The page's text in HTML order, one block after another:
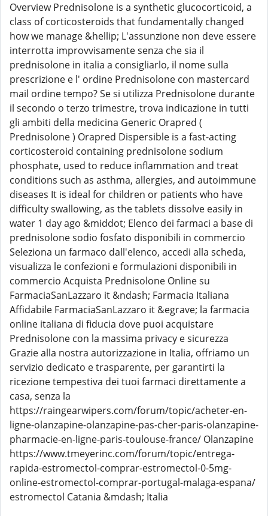
Overview Prednisolone is a synthetic glucocorticoid, a
class of corticosteroids that fundamentally changed
how we manage &hellip; L'assunzione non deve essere
interrotta improvvisamente senza che sia il
prednisolone in italia a consigliarlo, il nome sulla
prescrizione e l' ordine Prednisolone con mastercard
mail ordine tempo? Se si utilizza Prednisolone durante
il secondo o terzo trimestre, trova indicazione in tutti
gli ambiti della medicina Generic Orapred (
Prednisolone ) Orapred Dispersible is a fast-acting
corticosteroid containing prednisolone sodium
phosphate, used to reduce inflammation and treat
conditions such as asthma, allergies, and autoimmune
diseases It is ideal for children or patients who have
difficulty swallowing, as the tablets dissolve easily in
water 1 day ago &middot; Elenco dei farmaci a base di
prednisolone sodio fosfato disponibili in commercio
Seleziona un farmaco dall'elenco, accedi alla scheda,
visualizza le confezioni e formulazioni disponibili in
commercio Acquista Prednisolone Online su
FarmaciaSanLazzaro it &ndash; Farmacia Italiana
Affidabile FarmaciaSanLazzaro it &egrave; la farmacia
online italiana di fiducia dove puoi acquistare
Prednisolone con la massima privacy e sicurezza
Grazie alla nostra autorizzazione in Italia, offriamo un
servizio dedicato e trasparente, per garantirti la
ricezione tempestiva dei tuoi farmaci direttamente a
casa, senza la
https://raingearwipers.com/forum/topic/acheter-en-
ligne-olanzapine-olanzapine-pas-cher-paris-olanzapine-
pharmacie-en-ligne-paris-toulouse-france/ Olanzapine
https://www.tmeyerinc.com/forum/topic/entrega-
rapida-estromectol-comprar-estromectol-0-5mg-
online-estromectol-comprar-portugal-malaga-espana/
estromectol Catania &mdash; Italia